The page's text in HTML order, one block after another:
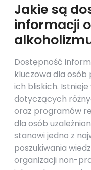
Jakie są
informacji
Dostępność
kluczowa dla
ich bliskich.
dotyczących
oraz programów
dla osób
stanowi jedno z
poszukiwania
organizacji non-